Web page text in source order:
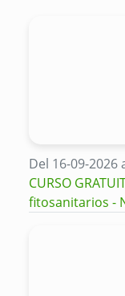
Del 16-09-2026
CURSO
fitosanitarios -